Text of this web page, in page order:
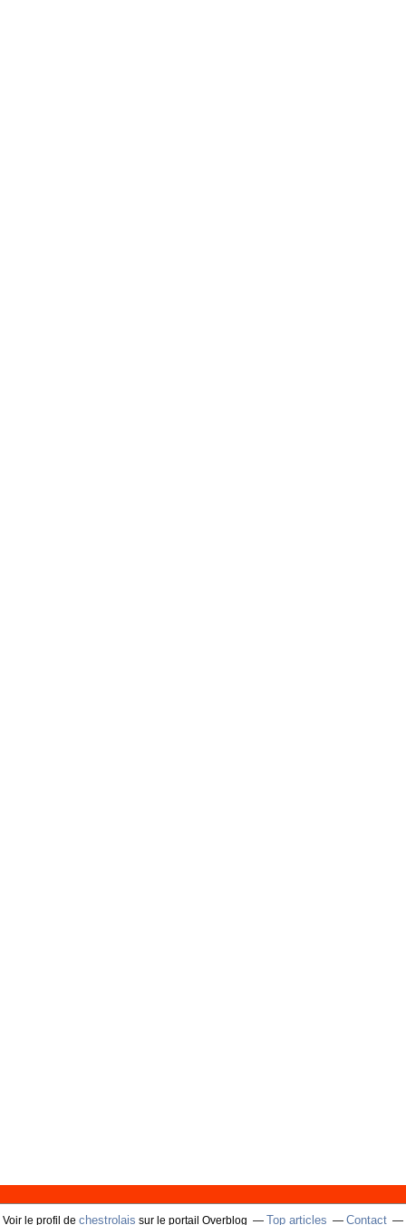
Voir le profil de chestrolais sur le portail Overblog Top articles Contact